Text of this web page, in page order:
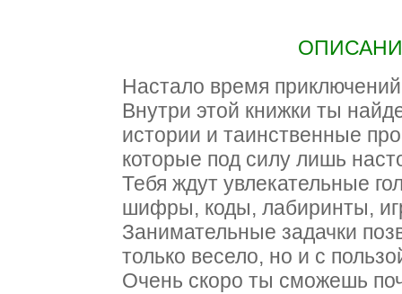
Настало время
Внутри этой книжки ты
истории и таинственные
которые под силу лишь
Тебя ждут увлекательные
шифры, коды, лабиринты,
Занимательные задачки
только весело, но и с
Очень скоро ты сможешь